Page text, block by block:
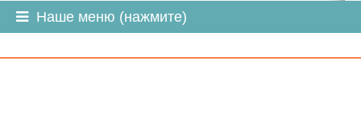
Наше меню (нажмите)